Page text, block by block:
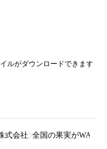
ルがダウンロードできます
式会社 全国の果実が